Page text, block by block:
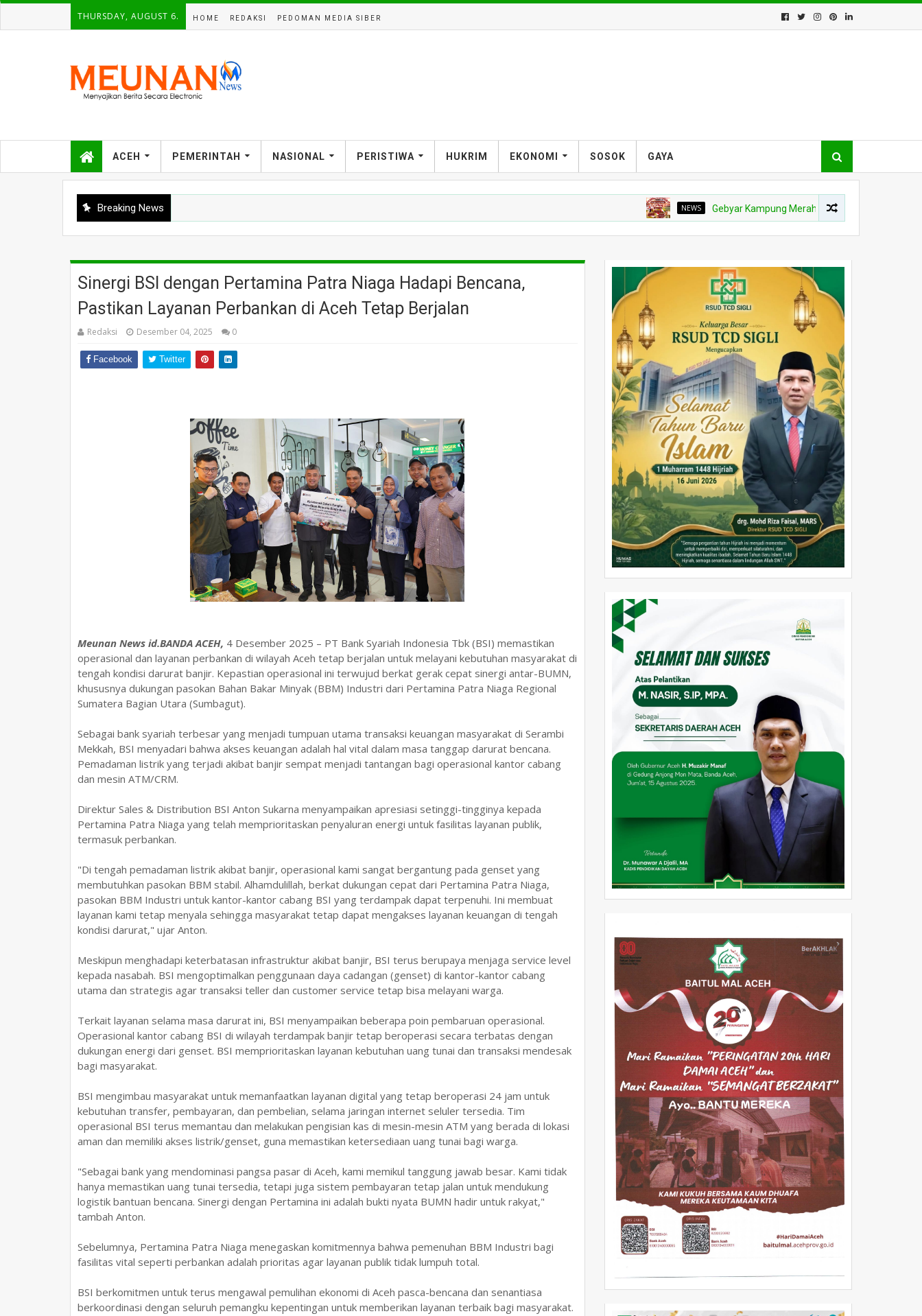
THURSDAY, AUGUST 6. HOME REDAKSI PEDOMAN MEDIA SIBER
ACEH PEMERINTAH NASIONAL PERISTIWA HUKRIM EKONOMI SOSOK GAYA
Breaking News NEWS Gebyar Kampung Merah Putih Berhadiah Rp150 Juta,
Sinergi BSI dengan Pertamina Patra Niaga Hadapi Bencana,
Pastikan Layanan Perbankan di Aceh Tetap Berjalan
Redaksi Desember 04, 2025 0
Facebook Twitter
Meunan News id.BANDA ACEH, 4 Desember 2025 – PT Bank Syariah Indonesia Tbk (BSI) memastikan
operasional dan layanan perbankan di wilayah Aceh tetap berjalan untuk melayani kebutuhan masyarakat di
tengah kondisi darurat banjir. Kepastian operasional ini terwujud berkat gerak cepat sinergi antar-BUMN,
khususnya dukungan pasokan Bahan Bakar Minyak (BBM) Industri dari Pertamina Patra Niaga Regional
Sumatera Bagian Utara (Sumbagut).
Sebagai bank syariah terbesar yang menjadi tumpuan utama transaksi keuangan masyarakat di Serambi
Mekkah, BSI menyadari bahwa akses keuangan adalah hal vital dalam masa tanggap darurat bencana.
Pemadaman listrik yang terjadi akibat banjir sempat menjadi tantangan bagi operasional kantor cabang
dan mesin ATM/CRM.
Direktur Sales & Distribution BSI Anton Sukarna menyampaikan apresiasi setinggi-tingginya kepada
Pertamina Patra Niaga yang telah memprioritaskan penyaluran energi untuk fasilitas layanan publik,
termasuk perbankan.
"Di tengah pemadaman listrik akibat banjir, operasional kami sangat bergantung pada genset yang
membutuhkan pasokan BBM stabil. Alhamdulillah, berkat dukungan cepat dari Pertamina Patra Niaga,
pasokan BBM Industri untuk kantor-kantor cabang BSI yang terdampak dapat terpenuhi. Ini membuat
layanan kami tetap menyala sehingga masyarakat tetap dapat mengakses layanan keuangan di tengah
kondisi darurat," ujar Anton.
Meskipun menghadapi keterbatasan infrastruktur akibat banjir, BSI terus berupaya menjaga service level
kepada nasabah. BSI mengoptimalkan penggunaan daya cadangan (genset) di kantor-kantor cabang
utama dan strategis agar transaksi teller dan customer service tetap bisa melayani warga.
Terkait layanan selama masa darurat ini, BSI menyampaikan beberapa poin pembaruan operasional.
Operasional kantor cabang BSI di wilayah terdampak banjir tetap beroperasi secara terbatas dengan
dukungan energi dari genset. BSI memprioritaskan layanan kebutuhan uang tunai dan transaksi mendesak
bagi masyarakat.
BSI mengimbau masyarakat untuk memanfaatkan layanan digital yang tetap beroperasi 24 jam untuk
kebutuhan transfer, pembayaran, dan pembelian, selama jaringan internet seluler tersedia. Tim
operasional BSI terus memantau dan melakukan pengisian kas di mesin-mesin ATM yang berada di lokasi
aman dan memiliki akses listrik/genset, guna memastikan ketersediaan uang tunai bagi warga.
"Sebagai bank yang mendominasi pangsa pasar di Aceh, kami memikul tanggung jawab besar. Kami tidak
hanya memastikan uang tunai tersedia, tetapi juga sistem pembayaran tetap jalan untuk mendukung
logistik bantuan bencana. Sinergi dengan Pertamina ini adalah bukti nyata BUMN hadir untuk rakyat,"
tambah Anton.
Sebelumnya, Pertamina Patra Niaga menegaskan komitmennya bahwa pemenuhan BBM Industri bagi
fasilitas vital seperti perbankan adalah prioritas agar layanan publik tidak lumpuh total.
BSI berkomitmen untuk terus mengawal pemulihan ekonomi di Aceh pasca-bencana dan senantiasa
berkoordinasi dengan seluruh pemangku kepentingan untuk memberikan layanan terbaik bagi masyarakat.